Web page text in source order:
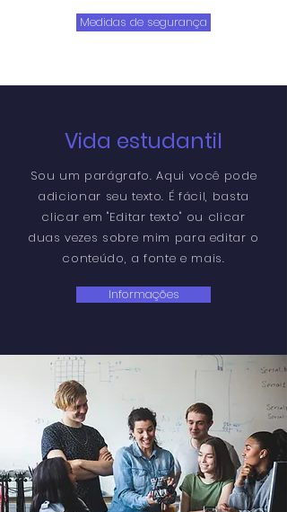
Medidas de segurança
Vida estudantil
Sou um parágrafo. Aqui você pode
adicionar seu texto. É fácil, basta
clicar em "Editar texto" ou clicar
duas vezes sobre mim para editar o
conteúdo, a fonte e mais.
Informações